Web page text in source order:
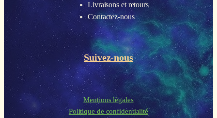
Livraisons et retours
Contactez-nous
Suivez-nous
Mentions légales
Politique de confidentialité